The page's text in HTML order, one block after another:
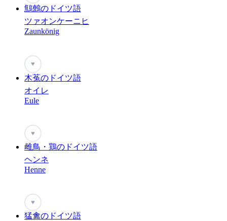
鷦鷯のドイツ語
ツァオンケーニヒ
Zaunkönig
♥
木菟のドイツ語
オイレ
Eule
♥
雌鳥・鶏のドイツ語
ヘンネ
Henne
♥
猛禽のドイツ語